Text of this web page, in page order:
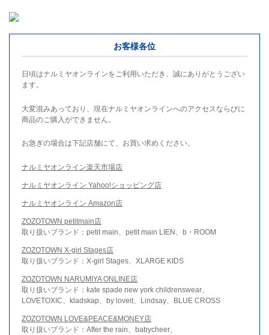
お客様各位
日頃はナルミヤオンラインをご利用いただき、誠にありがとうござい
ます。
大変混みあっており、現在ナルミヤオンラインへのアクセスならびに
商品のご購入ができません。
お急ぎの場合は下記店舗にて、お買い求めください。
ナルミヤオンライン楽天市場店
ナルミヤオンライン Yahoo!ショッピング店
ナルミヤオンライン Amazon店
ZOZOTOWN petitmain店
取り扱いブランド：petit main、petit main LIEN、b・ROOM
ZOZOTOWN X-girl Stages店
取り扱いブランド：X-girl Stages、XLARGE KIDS
ZOZOTOWN NARUMIYA ONLINE店
取り扱いブランド：kate spade new york childrenswear、
LOVETOXIC、kladskap、by loveit、Lindsay、BLUE CROSS
ZOZOTOWN LOVE&PEACE&MONEY店
取り扱いブランド：After the rain、babycheer、